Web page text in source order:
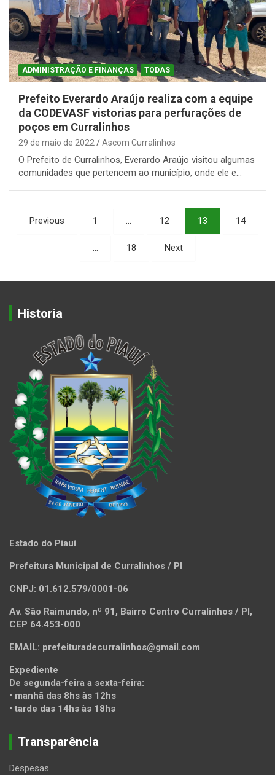
ADMINISTRAÇÃO E FINANÇAS TODAS
Prefeito Everardo Araújo realiza com a equipe
da CODEVASF vistorias para perfurações de
poços em Curralinhos
29 de maio de 2022 Ascom Curralinhos
O Prefeito de Curralinhos, Everardo Araújo visitou algumas
comunidades que pertencem ao município, onde ele e…
Paginação
de
Previous 1 … 12 13 14
… 18 Next
Historia
Estado do Piauí
Prefeitura Municipal de Curralinhos / PI
CNPJ: 01.612.579/0001-06
Av. São Raimundo, nº 91, Bairro Centro Curralinhos / PI,
CEP 64.453-000
EMAIL: prefeituradecurralinhos@gmail.com
Expediente
De segunda-feira a sexta-feira:
• manhã das 8hs às 12hs
• tarde das 14hs às 18hs
Transparência
Despesas